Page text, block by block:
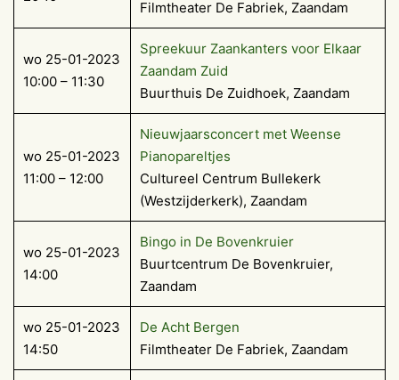
Filmtheater De Fabriek, Zaandam
wo 25-01-2023
10:00 – 11:30
Spreekuur Zaankanters voor Elkaar
Zaandam Zuid
Buurthuis De Zuidhoek, Zaandam
wo 25-01-2023
11:00 – 12:00
Nieuwjaarsconcert met Weense
Pianopareltjes
Cultureel Centrum Bullekerk
(Westzijderkerk), Zaandam
wo 25-01-2023
14:00
Bingo in De Bovenkruier
Buurtcentrum De Bovenkruier,
Zaandam
wo 25-01-2023
14:50
De Acht Bergen
Filmtheater De Fabriek, Zaandam